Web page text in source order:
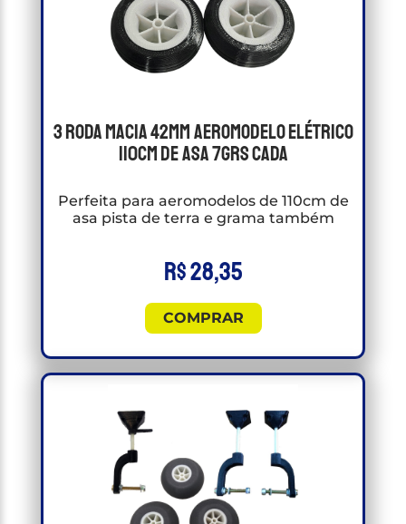
3 Roda macia 42mm Aeromodelo Elétrico
110cm de asa 7grs cada
Perfeita para aeromodelos de 110cm de
asa pista de terra e grama também
R$28,35
COMPRAR